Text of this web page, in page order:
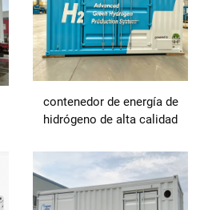
contenedor de energía de
hidrógeno de alta calidad